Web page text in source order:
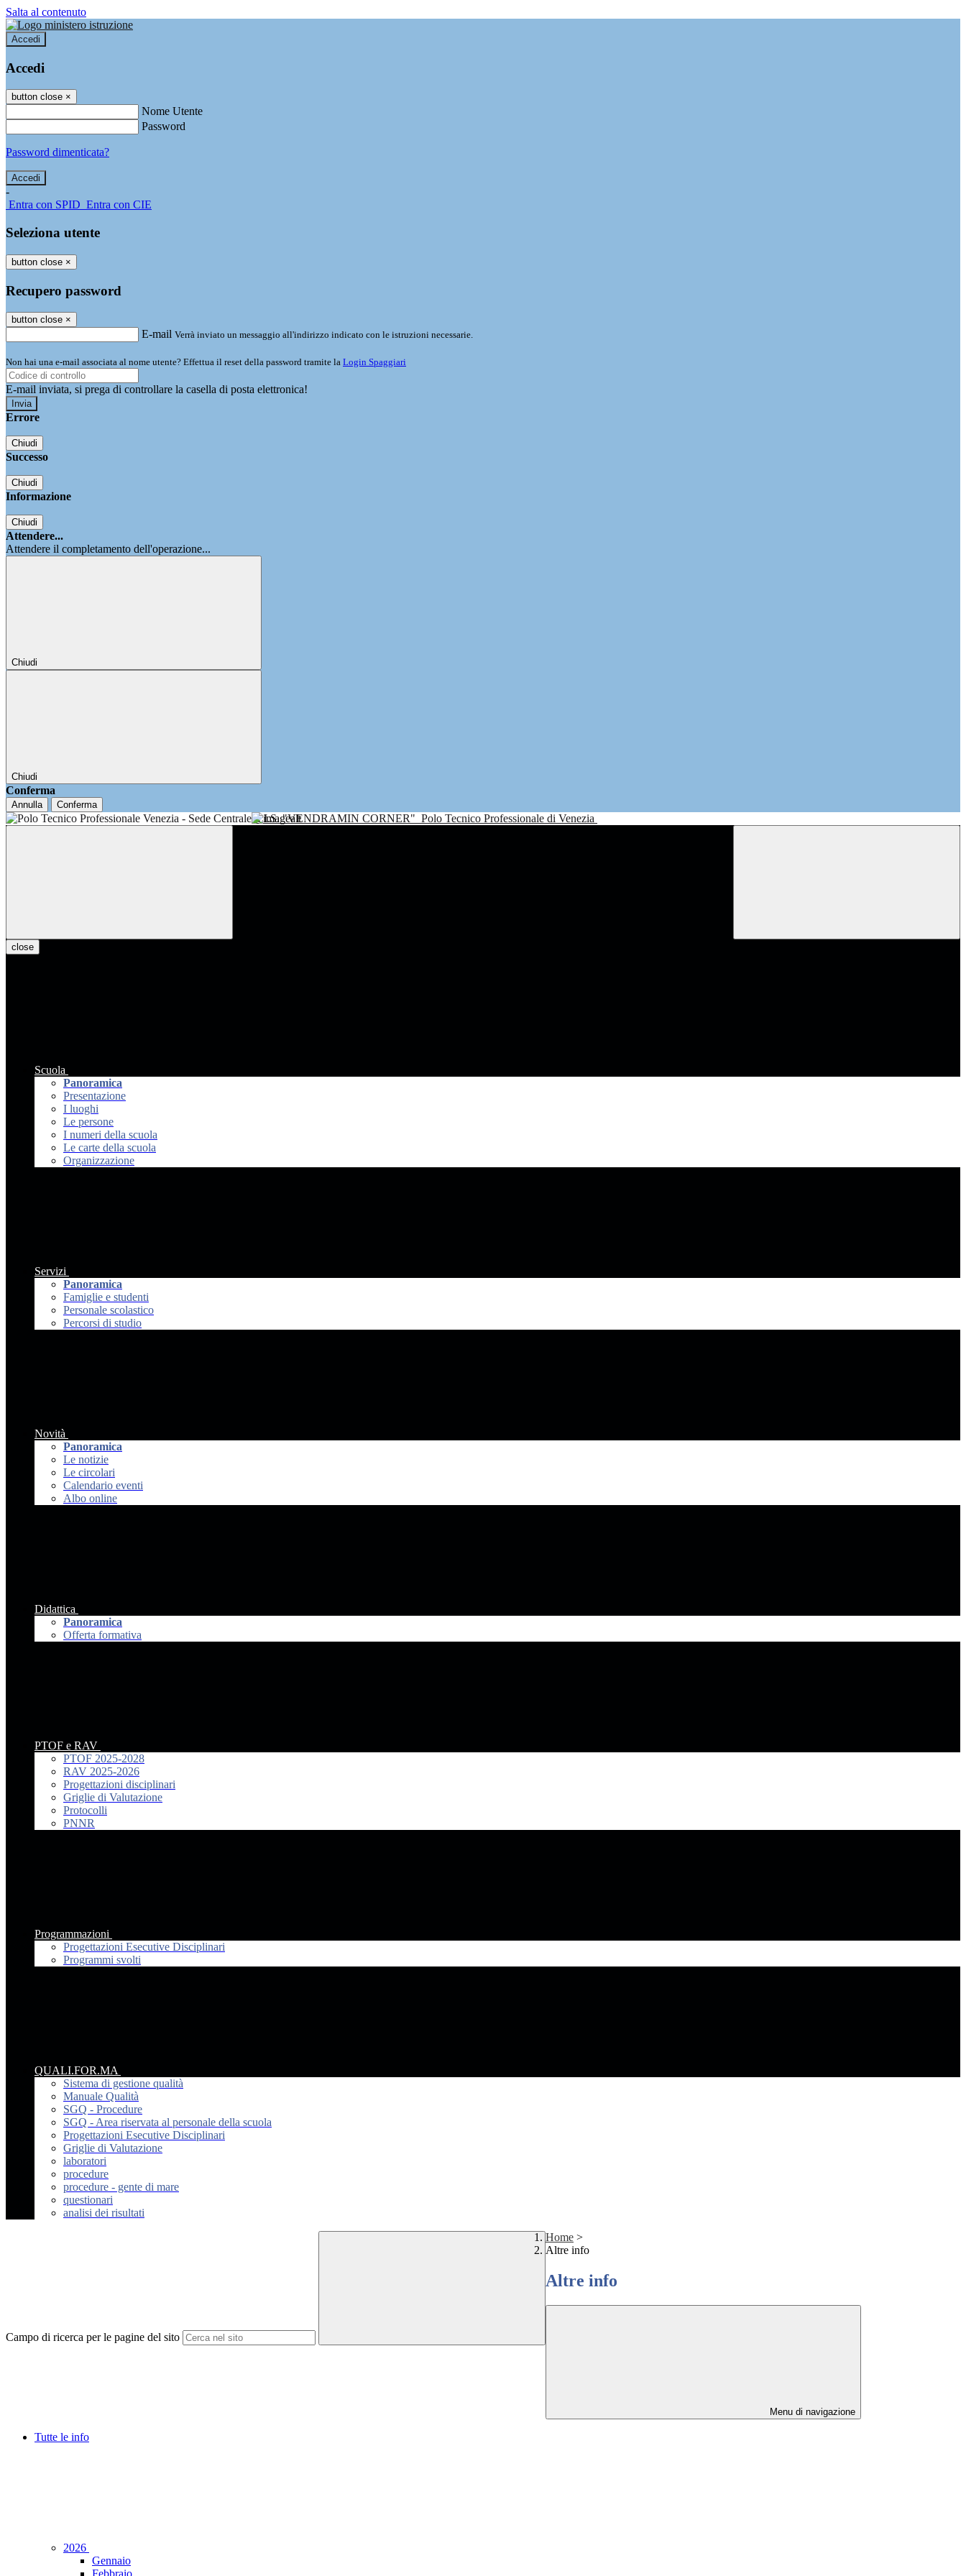
Salta al contenuto
Accedi
Accedi
button close ×
Nome Utente
Password
Password dimenticata?
-
Entra con SPID Entra con CIE
Seleziona utente
button close ×
Recupero password
button close ×
E-mail Verrà inviato un messaggio all'indirizzo indicato con le istruzioni necessarie.
Non hai una e-mail associata al nome utente? Effettua il reset della password tramite la Login Spaggiari
E-mail inviata, si prega di controllare la casella di posta elettronica!
Errore
Chiudi
Successo
Chiudi
Informazione
Chiudi
Attendere...
Attendere il completamento dell'operazione...
Chiudi
Chiudi
Conferma
Annulla Conferma
I.I.S. "VENDRAMIN CORNER" Polo Tecnico Professionale di Venezia
close
Scuola
Panoramica
Presentazione
I luoghi
Le persone
I numeri della scuola
Le carte della scuola
Organizzazione
Servizi
Panoramica
Famiglie e studenti
Personale scolastico
Percorsi di studio
Novità
Panoramica
Le notizie
Le circolari
Calendario eventi
Albo online
Didattica
Panoramica
Offerta formativa
PTOF e RAV
PTOF 2025-2028
RAV 2025-2026
Progettazioni disciplinari
Griglie di Valutazione
Protocolli
PNNR
Programmazioni
Progettazioni Esecutive Disciplinari
Programmi svolti
QUALI.FOR.MA
Sistema di gestione qualità
Manuale Qualità
SGQ - Procedure
SGQ - Area riservata al personale della scuola
Progettazioni Esecutive Disciplinari
Griglie di Valutazione
laboratori
procedure
procedure - gente di mare
questionari
analisi dei risultati
Campo di ricerca per le pagine del sito
Home >
Altre info
Altre info
Menu di navigazione
Tutte le info
2026
Gennaio